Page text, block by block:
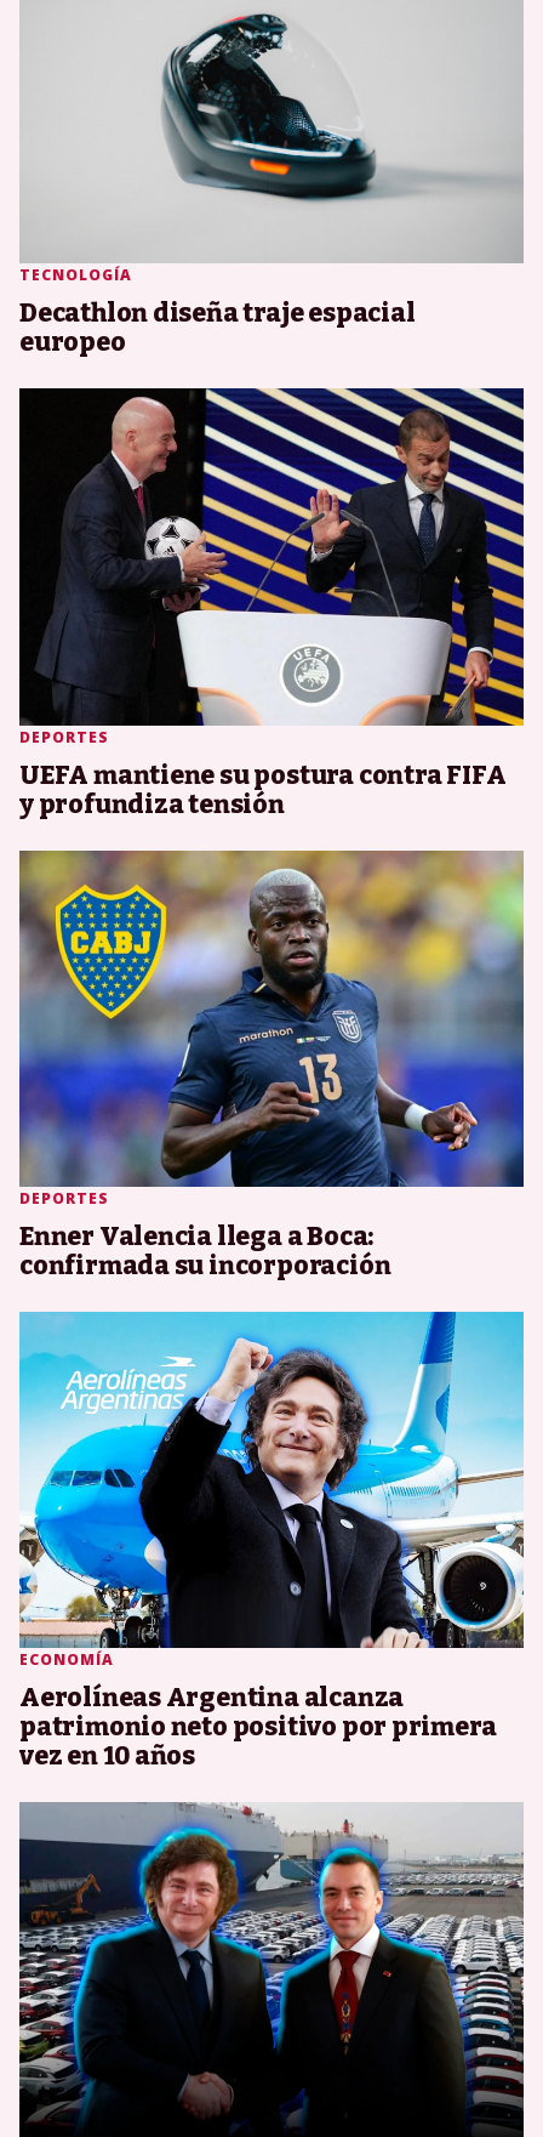
TECNOLOGÍA
Decathlon diseña traje espacial
europeo
DEPORTES
UEFA mantiene su postura contra FIFA
y profundiza tensión
DEPORTES
Enner Valencia llega a Boca:
confirmada su incorporación
ECONOMÍA
Aerolíneas Argentina alcanza
patrimonio neto positivo por primera
vez en 10 años